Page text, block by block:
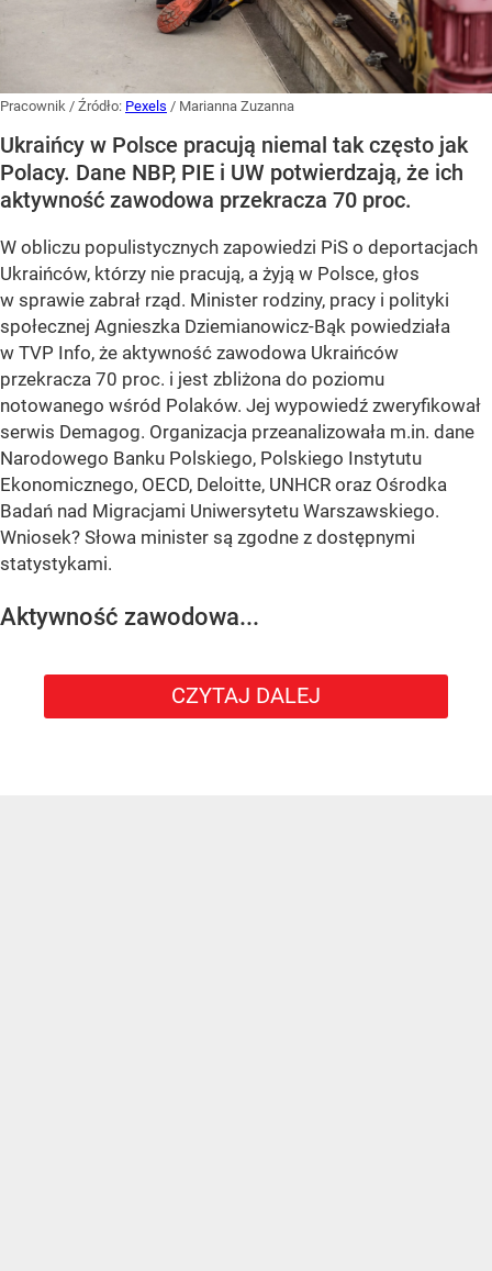
Pracownik / Źródło: Pexels / Marianna Zuzanna
Ukraińcy w Polsce pracują niemal tak często jak
Polacy. Dane NBP, PIE i UW potwierdzają, że ich
aktywność zawodowa przekracza 70 proc.
W obliczu populistycznych zapowiedzi PiS o deportacjach
Ukraińców, którzy nie pracują, a żyją w Polsce, głos
w sprawie zabrał rząd. Minister rodziny, pracy i polityki
społecznej Agnieszka Dziemianowicz-Bąk powiedziała
w TVP Info, że aktywność zawodowa Ukraińców
przekracza 70 proc. i jest zbliżona do poziomu
notowanego wśród Polaków. Jej wypowiedź zweryfikował
serwis Demagog. Organizacja przeanalizowała m.in. dane
Narodowego Banku Polskiego, Polskiego Instytutu
Ekonomicznego, OECD, Deloitte, UNHCR oraz Ośrodka
Badań nad Migracjami Uniwersytetu Warszawskiego.
Wniosek? Słowa minister są zgodne z dostępnymi
statystykami.
Aktywność zawodowa...
CZYTAJ DALEJ